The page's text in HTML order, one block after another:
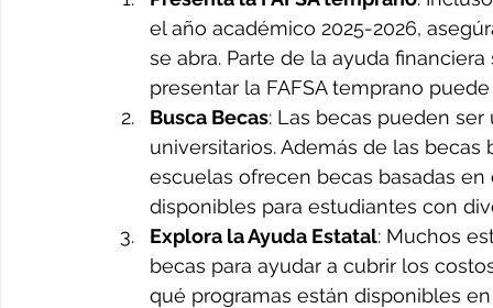
el año académico 2025-2026,
se abra. Parte de la ayuda
presentar la FAFSA temprano
Busca Becas: Las becas pueden
universitarios. Además de las
escuelas ofrecen becas basadas
disponibles para estudiantes con
Explora la Ayuda Estatal: Muchos
becas para ayudar a cubrir los
qué programas están disponibles